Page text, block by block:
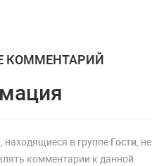
КОММЕНТАРИЙ
находящиеся в группе Гости, не
комментарии к данной